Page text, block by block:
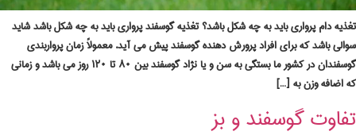
تغذیه دام پرواری باید به چه شکل باشد؟ تغذیه گوسفند پرواری باید به چه شکل باشد شاید
سوالی باشد که برای افراد پرورش دهنده گوسفند پیش می آید. معمولاً زمان پرواربندی
گوسفندان در کشور ما بستگی به سن و یا نژاد گوسفند بین ۸۰ تا ۱۲۰ روز می باشد و زمانی
که اضافه وزن به […]
تفاوت گوسفند و بز